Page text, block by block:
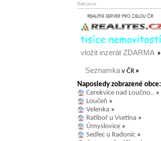
Reklama
vložit inzerát ZDARMA »
Seznamkav ČR »
Naposledy zobrazené obce:
Cerekvice nad Loučno.. »
Loučeň »
Velenka »
Ratiboř u Vsetína »
Úmyslovice »
Sedlec u Radonic »